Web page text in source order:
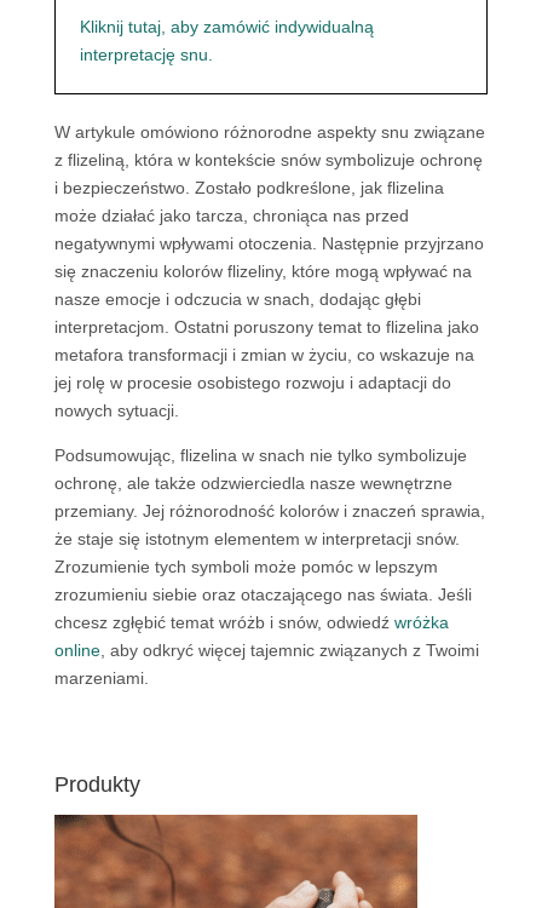
Kliknij tutaj, aby zamówić indywidualną
interpretację snu.
W artykule omówiono różnorodne aspekty snu związane
z flizeliną, która w kontekście snów symbolizuje ochronę
i bezpieczeństwo. Zostało podkreślone, jak flizelina
może działać jako tarcza, chroniąca nas przed
negatywnymi wpływami otoczenia. Następnie przyjrzano
się znaczeniu kolorów flizeliny, które mogą wpływać na
nasze emocje i odczucia w snach, dodając głębi
interpretacjom. Ostatni poruszony temat to flizelina jako
metafora transformacji i zmian w życiu, co wskazuje na
jej rolę w procesie osobistego rozwoju i adaptacji do
nowych sytuacji.
Podsumowując, flizelina w snach nie tylko symbolizuje
ochronę, ale także odzwierciedla nasze wewnętrzne
przemiany. Jej różnorodność kolorów i znaczeń sprawia,
że staje się istotnym elementem w interpretacji snów.
Zrozumienie tych symboli może pomóc w lepszym
zrozumieniu siebie oraz otaczającego nas świata. Jeśli
chcesz zgłębić temat wróżb i snów, odwiedź wróżka
online, aby odkryć więcej tajemnic związanych z Twoimi
marzeniami.
Produkty